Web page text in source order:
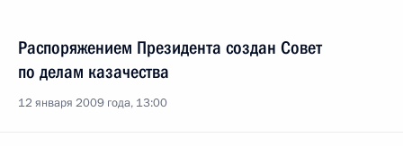
Распоряжением Президента создан Совет
по делам казачества
12 января 2009 года, 13:00